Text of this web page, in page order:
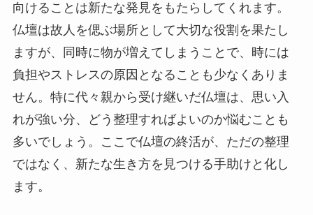
向けることは新たな発見をもたらしてくれます。
仏壇は故人を偲ぶ場所として大切な役割を果たし
ますが、同時に物が増えてしまうことで、時には
負担やストレスの原因となることも少なくありま
せん。特に代々親から受け継いだ仏壇は、思い入
れが強い分、どう整理すればよいのか悩むことも
多いでしょう。ここで仏壇の終活が、ただの整理
ではなく、新たな生き方を見つける手助けと化し
ます。